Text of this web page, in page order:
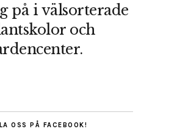
på i välsorterade
och
OSS PÅ FACEBOOK!